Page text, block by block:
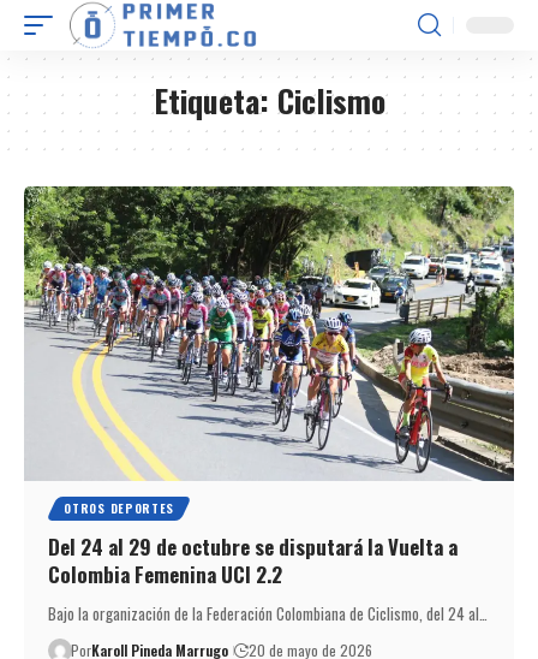
Etiqueta: Ciclismo
OTROS DEPORTES
Del 24 al 29 de octubre se disputará la Vuelta a
Colombia Femenina UCI 2.2
Bajo la organización de la Federación Colombiana de Ciclismo, del 24 al…
PorKaroll Pineda Marrugo 20 de mayo de 2026